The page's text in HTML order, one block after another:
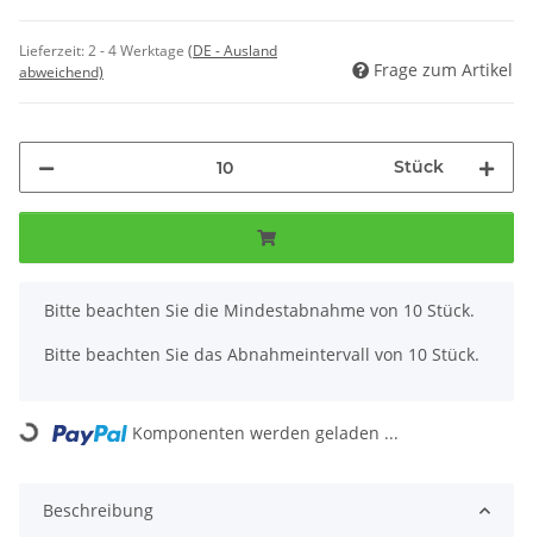
Lieferzeit:2 - 4 Werktage (DE - Ausland
abweichend)
Frage zum Artikel
Stück
x
Bitte beachten Sie die Mindestabnahme von 10 Stück.
Bitte beachten Sie das Abnahmeintervall von 10 Stück.
Loading... Komponenten werden geladen ...
Beschreibung